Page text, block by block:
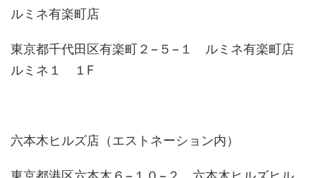
ルミネ有楽町店
東京都千代田区有楽町２−５−１ ルミネ有楽町店
ルミネ１ １F
六本木ヒルズ店（エストネーション内）